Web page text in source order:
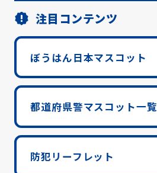
注目コンテンツ
ぼうはん日本マスコット
都道府県警マスコット一覧
防犯リーフレット